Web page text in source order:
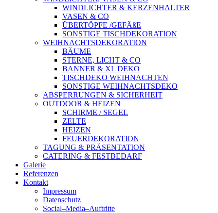
WINDLICHTER & KERZENHALTER
VASEN & CO
ÜBERTÖPFE /GEFÄßE
SONSTIGE TISCHDEKORATION
WEIHNACHTSDEKORATION
BÄUME
STERNE, LICHT & CO
BANNER & XL DEKO
TISCHDEKO WEIHNACHTEN
SONSTIGE WEIHNACHTSDEKO
ABSPERRUNGEN & SICHERHEIT
OUTDOOR & HEIZEN
SCHIRME / SEGEL
ZELTE
HEIZEN
FEUERDEKORATION
TAGUNG & PRÄSENTATION
CATERING & FESTBEDARF
Galerie
Referenzen
Kontakt
Impressum
Datenschutz
Social–Media–Auftritte